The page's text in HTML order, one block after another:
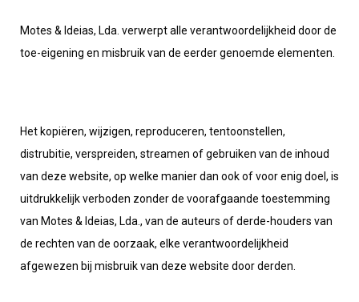
Motes & Ideias, Lda. verwerpt alle verantwoordelijkheid door de
toe-eigening en misbruik van de eerder genoemde elementen.
Het kopiëren, wijzigen, reproduceren, tentoonstellen,
distrubitie, verspreiden, streamen of gebruiken van de inhoud
van deze website, op welke manier dan ook of voor enig doel, is
uitdrukkelijk verboden zonder de voorafgaande toestemming
van Motes & Ideias, Lda., van de auteurs of derde-houders van
de rechten van de oorzaak, elke verantwoordelijkheid
afgewezen bij misbruik van deze website door derden.